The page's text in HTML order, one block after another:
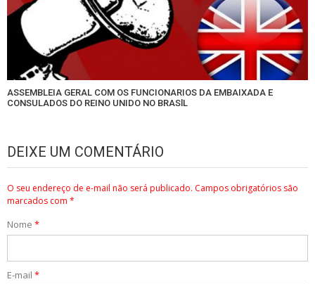
ASSEMBLEIA GERAL COM OS FUNCIONARIOS DA EMBAIXADA E
CONSULADOS DO REINO UNIDO NO BRASlL
DEIXE UM COMENTÁRIO
O seu endereço de e-mail não será publicado. Campos obrigatórios são
marcados com *
Nome *
E-mail *